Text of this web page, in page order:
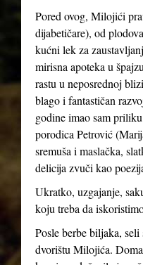
Pored ovog, Milojići
dijabetičare), od
kućni lek za
mirisna apoteka u
rastu u neposrednoj
blago i fantastičan
godine imao sam
porodica Petrović
sremuša i maslačka,
delicija zvuči kao
Ukratko, uzgajanje,
koju treba da
Posle berbe biljaka,
dvorištu Milojića.